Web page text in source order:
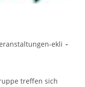
ekli
treffen sich